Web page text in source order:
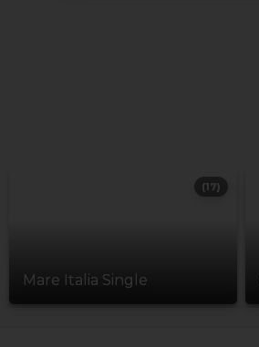
Mare Italia Single
(17)